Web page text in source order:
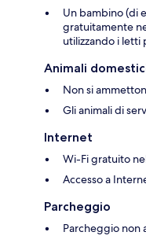
Un bambino (di
gratuitamente
utilizzando i letti
Animali
Non si
Gli animali di
Internet
Wi-Fi gratuito
Accesso a
Parcheggio
Parcheggio non